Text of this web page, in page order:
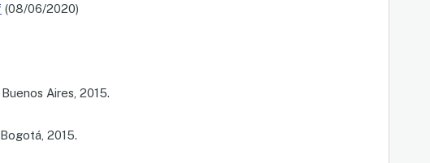
(08/06/2020)
Aires, 2015.
2015.